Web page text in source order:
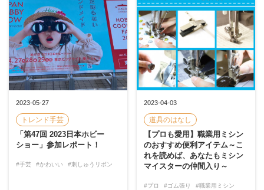
2023-05-27
トレンド手芸
「第47回 2023日本ホビー
ショー」参加レポート！
#手芸 #かわいい #刺しゅうリボン
2023-04-03
道具のはなし
【プロも愛用】職業用ミシン
のおすすめ便利アイテム～こ
れを読めば、あなたもミシン
マイスターの仲間入り～
#プロ #ゴム張り #職業用ミシン